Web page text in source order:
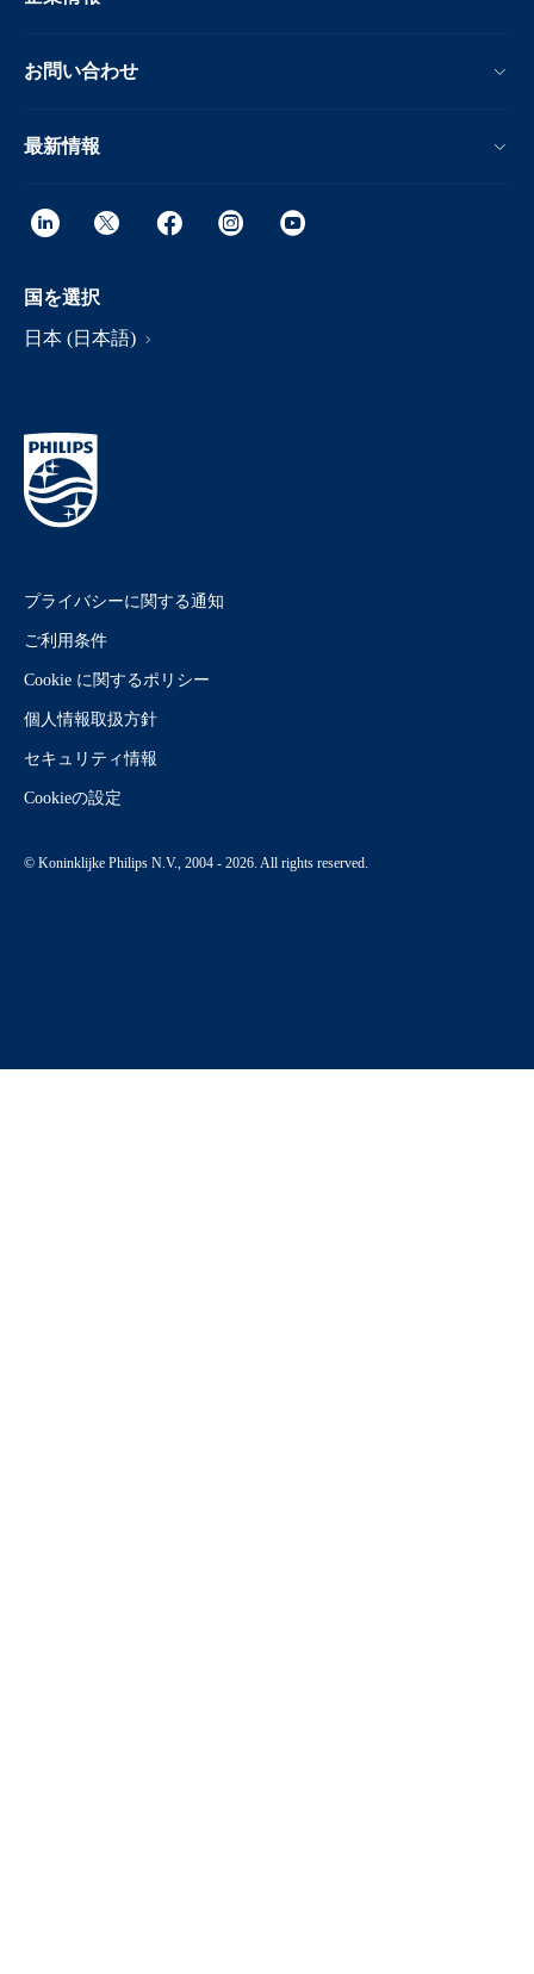
お問い合わせ
最新情報
国を選択
日本 (日本語)
プライバシーに関する通知
ご利用条件
Cookie に関するポリシー
個人情報取扱方針
セキュリティ情報
Cookieの設定
© Koninklijke Philips N.V., 2004 - 2026. All rights reserved.